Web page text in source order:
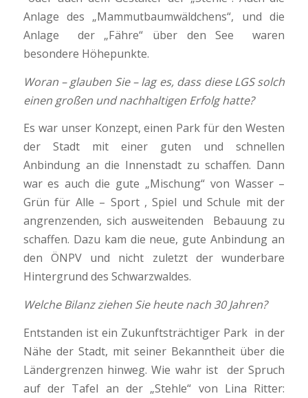
Anlage des „Mammutbaumwäldchens“, und die
Anlage der „Fähre“ über den See waren
besondere Höhepunkte.
Woran – glauben Sie – lag es, dass diese LGS solch
einen großen und nachhaltigen Erfolg hatte?
Es war unser Konzept, einen Park für den Westen
der Stadt mit einer guten und schnellen
Anbindung an die Innenstadt zu schaffen. Dann
war es auch die gute „Mischung“ von Wasser –
Grün für Alle – Sport , Spiel und Schule mit der
angrenzenden, sich ausweitenden Bebauung zu
schaffen. Dazu kam die neue, gute Anbindung an
den ÖNPV und nicht zuletzt der wunderbare
Hintergrund des Schwarzwaldes.
Welche Bilanz ziehen Sie heute nach 30 Jahren?
Entstanden ist ein Zukunftsträchtiger Park in der
Nähe der Stadt, mit seiner Bekanntheit über die
Ländergrenzen hinweg. Wie wahr ist der Spruch
auf der Tafel an der „Stehle“ von Lina Ritter: